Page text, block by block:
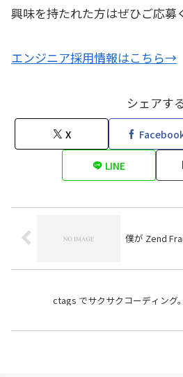
興味を持たれた方はぜひご応募
エンジニア採用情報はこちら→
シェアす
X
LINE
僕が Zend
ctags でサクサクコーディング。